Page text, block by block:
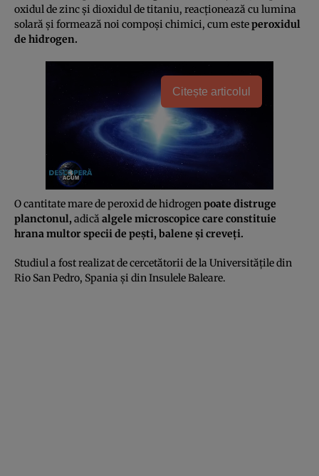
oxidul de zinc şi dioxidul de titaniu, reacţionează cu lumina
solară şi formează noi compoşi chimici, cum esteperoxidul
de hidrogen.
Citește articolul
O cantitate mare de peroxid de hidrogenpoate distruge
planctonul,adică algele microscopice care constituie
hrana multor specii de peşti, balene şi creveţi.
Studiul a fost realizat de cercetătorii de la Universităţile din
Rio San Pedro, Spania şi din Insulele Baleare.